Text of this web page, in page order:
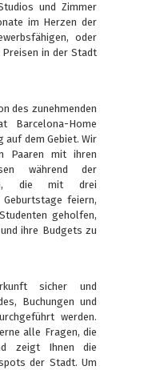
und Zimmer
im Herzen der
oder
in der Stadt
des zunehmenden
Barcelona-Home
auf dem Gebiet. Wir
Paaren mit ihren
während der
die mit drei
Geburtstage feiern,
geholfen,
ihre Budgets zu
sicher und
Buchungen und
werden.
alle Fragen, die
zeigt Ihnen die
der Stadt. Um